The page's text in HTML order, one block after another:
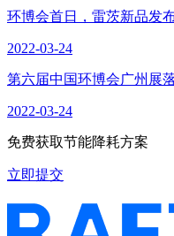
环博会首日，雷茨新品发
2022-03-24
第六届中国环博会广州展
2022-03-24
免费获取节能降耗方案
立即提交